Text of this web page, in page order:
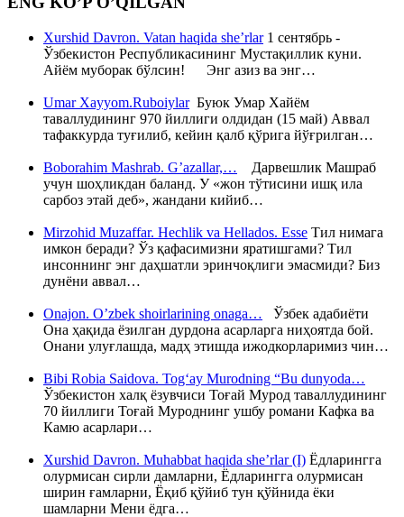
Xurshid Davron. Vatan haqida she’rlar1 сентябрь -
Ўзбекистон Республикасининг Мустақиллик куни.
Айём муборак бўлсин! Энг азиз ва энг…
Umar Xayyom.RuboiylarБуюк Умар Хайём
таваллудининг 970 йиллиги олдидан (15 май) Аввал
тафаккурда туғилиб, кейин қалб қўрига йўғрилган…
Boborahim Mashrab. G’azallar,… Дарвешлик Машраб
учун шоҳликдан баланд. У «жон тўтисини ишқ ила
сарбоз этай деб», жандани кийиб…
Mirzohid Muzaffar. Hechlik va Hellados. Esse Тил нимага
имкон беради? Ўз қафасимизни яратишгами? Тил
инсоннинг энг даҳшатли эринчоқлиги эмасмиди? Биз
дунёни аввал…
Onajon. O’zbek shoirlarining onaga… Ўзбек адабиёти
Она ҳақида ёзилган дурдона асарларга ниҳоятда бой.
Онани улуғлашда, мадҳ этишда ижодкорларимиз чин…
Bibi Robia Saidova. Tog‘ay Murodning “Bu dunyoda…
Ўзбекистон халқ ёзувчиси Тоғай Мурод таваллудининг
70 йиллиги Тоғай Муроднинг ушбу романи Кафка ва
Камю асарлари…
Xurshid Davron. Muhabbat haqida she’rlar (I) Ёдларингга
олурмисан сирли дамларни, Ёдларингга олурмисан
ширин ғамларни, Ёқиб қўйиб тун қўйнида ёки
шамларни Мени ёдга…